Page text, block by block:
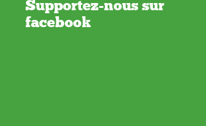
Supportez-nous sur
facebook